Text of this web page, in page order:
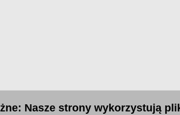
Nasze strony wykorzystują